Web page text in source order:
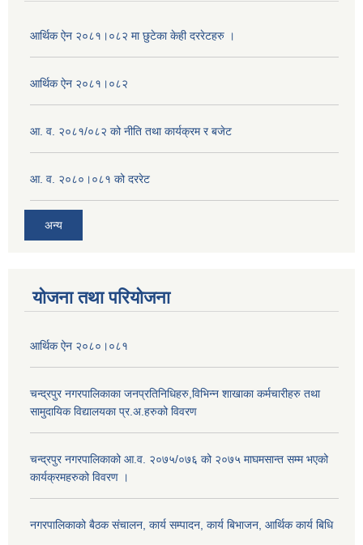
आर्थिक ऐन २०८१।०८२ मा छुटेका केही दररेटहरु ।
आर्थिक ऐन २०८१।०८२
आ. व. २०८१/०८२ को नीति तथा कार्यक्रम र बजेट
आ. व. २०८०।०८१ को दररेट
अन्य
योजना तथा परियोजना
आर्थिक ऐन २०८०।०८१
चन्द्रपुर नगरपालिकाका जनप्रतिनिधिहरु,विभिन्न शाखाका कर्मचारीहरु तथा
सामुदायिक विद्यालयका प्र.अ.हरुको विवरण
चन्द्रपुर नगरपालिकाको आ.व. २०७५/०७६ को २०७५ माघमसान्त सम्म भएको
कार्यक्रमहरुको विवरण ।
नगरपालिकाको बैठक संचालन, कार्य सम्पादन, कार्य बिभाजन, आर्थिक कार्य बिधि